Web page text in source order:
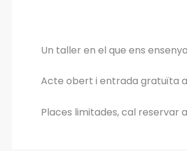
Un taller en el que ens
Acte obert i entrada gratuïta
Places limitades, cal reservar